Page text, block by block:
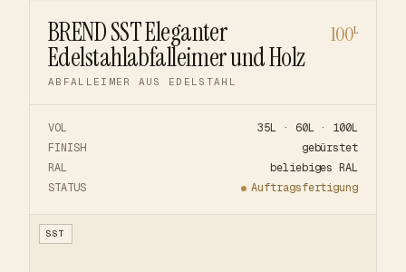
BREND SST Eleganter
Edelstahlabfalleimer und Holz
ABFALLEIMER AUS EDELSTAHL
100L
VOL
35L · 60L · 100L
FINISH
gebürstet
RAL
beliebiges RAL
STATUS
Auftragsfertigung
SST